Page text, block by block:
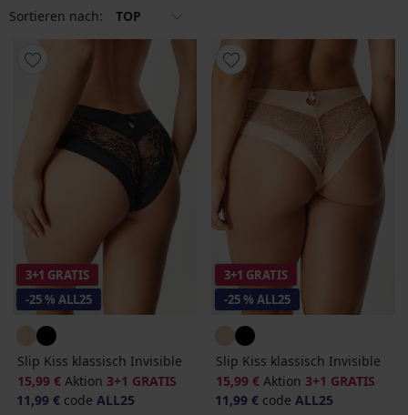
Sortieren nach: TOP
3+1 GRATIS
-25 % ALL25
Slip Kiss klassisch Invisible
15,99 € Aktion 3+1 GRATIS
11,99 € code ALL25
3+1 GRATIS
-25 % ALL25
Slip Kiss klassisch Invisible
15,99 € Aktion 3+1 GRATIS
11,99 € code ALL25